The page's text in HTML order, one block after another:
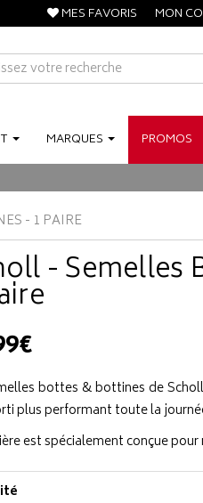
MES FAVORIS MON
MARQUES PROMOS
- 1 PAIRE
- Semelles
bottes & bottines de
plus performant toute la
est spécialement conçue